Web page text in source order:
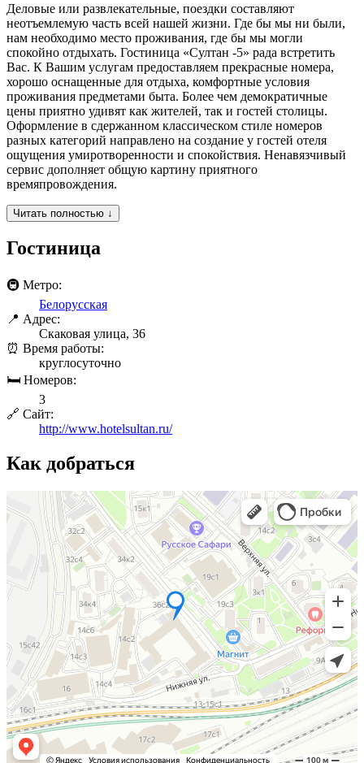
Деловые или развлекательные, поездки составляют
неотъемлемую часть всей нашей жизни. Где бы мы ни были,
нам необходимо место проживания, где бы мы могли
спокойно отдыхать. Гостиница «Султан -5» рада встретить
Вас. К Вашим услугам предоставляем прекрасные номера,
хорошо оснащенные для отдыха, комфортные условия
проживания предметами быта. Более чем демократичные
цены приятно удивят как жителей, так и гостей столицы.
Оформление в сдержанном классическом стиле номеров
разных категорий направлено на создание у гостей отеля
ощущения умиротворенности и спокойствия. Ненавязчивый
сервис дополняет общую картину приятного
времяпровождения.
Читать полностью ↓
Гостиница
🚇 Метро:
Белорусская
📍 Адрес:
Скаковая улица, 36
⏰ Время работы:
круглосуточно
🛏 Номеров:
3
🔗 Сайт:
http://www.hotelsultan.ru/
Как добраться